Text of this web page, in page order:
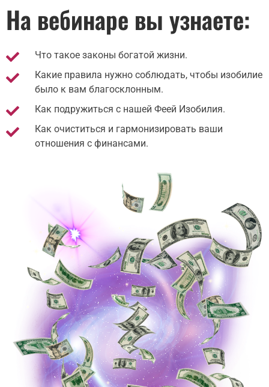
На вебинаре вы узнаете:
Что такое законы богатой жизни.
Какие правила нужно соблюдать, чтобы изобилие
было к вам благосклонным.
Как подружиться с нашей Феей Изобилия.
Как очиститься и гармонизировать ваши
отношения с финансами.